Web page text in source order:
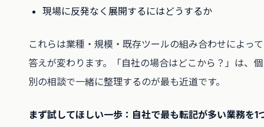
現場に反発なく展開するにはどうするか
これらは業種・規模・既存ツールの組み合わせによって
答えが変わります。「自社の場合はどこから？」は、個
別の相談で一緒に整理するのが最も近道です。
まず試してほしい一歩：自社で最も転記が多い業務を1